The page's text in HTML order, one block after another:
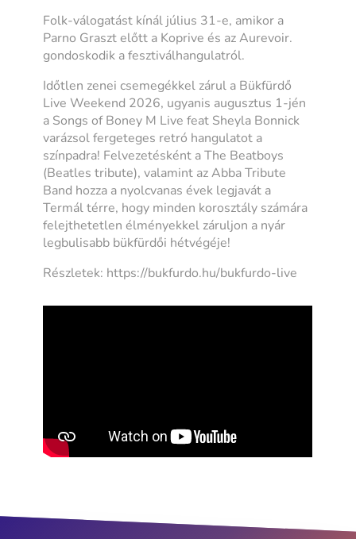
Folk-válogatást kínál július 31-e, amikor a
Parno Graszt előtt a Koprive és az Aurevoir.
gondoskodik a fesztiválhangulatról.
Időtlen zenei csemegékkel zárul a Bükfürdő
Live Weekend 2026, ugyanis augusztus 1-jén
a Songs of Boney M Live feat Sheyla Bonnick
varázsol fergeteges retró hangulatot a
színpadra! Felvezetésként a The Beatboys
(Beatles tribute), valamint az Abba Tribute
Band hozza a nyolcvanas évek legjavát a
Termál térre, hogy minden korosztály számára
felejthetetlen élményekkel záruljon a nyár
legbulisabb bükfürdői hétvégéje!
Részletek: https://bukfurdo.hu/bukfurdo-live